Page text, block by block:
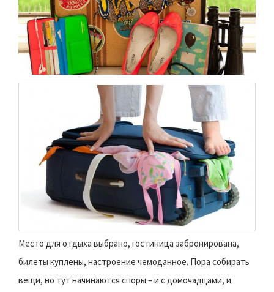
Место для отдыха выбрано, гостиница забронирована,
билеты куплены, настроение чемоданное. Пора собирать
вещи, но тут начинаются споры – и с домочадцами, и